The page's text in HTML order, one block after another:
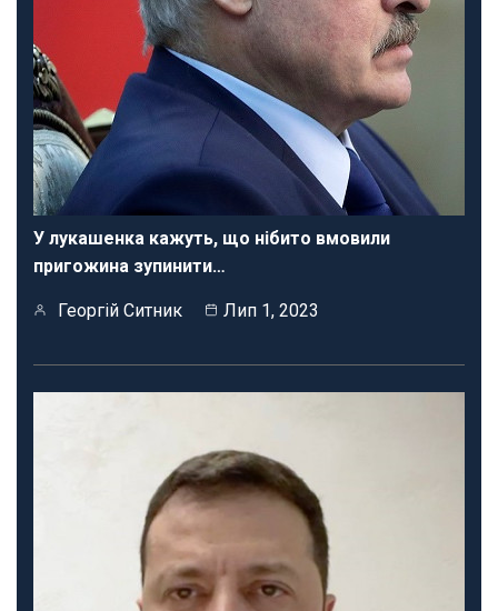
У лукашенка кажуть, що нібито вмовили
пригожина зупинити…
Георгій Ситник Лип 1, 2023